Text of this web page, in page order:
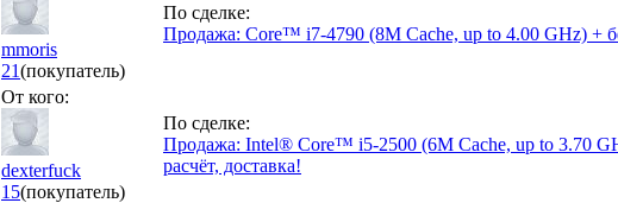
mmoris
21(покупатель)
По сделке:
Продажа: Core™ i7-4790 (8M Cache, up to 4.00 GHz) +
От кого:
dexterfuck
15(покупатель)
По сделке:
Продажа: Intel® Core™ i5-2500 (6M Cache, up to 3.70
расчёт, доставка!